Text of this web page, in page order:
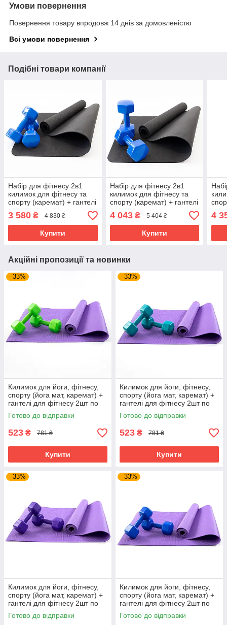
Умови повернення
Повернення товару впродовж 14 днів за домовленістю
Всі умови повернення
Подібні товари компанії
Набір для фітнесу 2в1
килимок для фітнесу та
спорту (каремат) + гантелі
2шт по 7 кг OSPORT Set
22 (n-0053) Синій
3 580 ₴ 4 830 ₴
Купити
Набір для фітнесу 2в1
килимок для фітнесу та
спорту (каремат) + гантелі
2шт по 8 кг OSPORT Set
23 (n-0054) Синій
4 043₴ 5 404 ₴
Купити
2шт
24
4
Акційні пропозиції та новинки
–33%
Килимок для йоги, фітнесу,
спорту (йога мат, каремат) +
гантелі для фітнесу 2шт по
2кг OSPORT Set 82 (n-0112)
Фіолетово-салатовий
Готово до відправки
523 ₴ 781 ₴
Купити
–33%
Килимок для йоги, фітнесу,
спорту (йога мат, каремат) +
гантелі для фітнесу 2шт по
2кг OSPORT Set 82 (n-0112)
Фіолетово-бірюзовий
Готово до відправки
523 ₴ 781 ₴
Купити
–33%
Килимок для йоги, фітнесу,
спорту (йога мат, каремат) +
гантелі для фітнесу 2шт по
2кг OSPORT Set 82 (n-0112)
Фіолетово-фіолетовий
Готово до відправки
–33%
Килимок для йоги, фітнесу,
спорту (йога мат, каремат) +
гантелі для фітнесу 2шт по
2кг OSPORT Set 82 (n-0112)
Фіолетово-синій
Готово до відправки